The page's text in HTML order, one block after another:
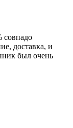
совпадо
доставка, и
был очень